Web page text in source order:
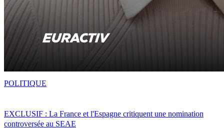
EXCLUSIF : La France et l'Espagne critiquent une nomination
controversée au SEAE
POLITIQUE